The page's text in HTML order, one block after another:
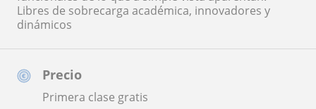
Precio
Primera clase gratis
Libres de sobrecarga académica, innovadores y
dinámicos